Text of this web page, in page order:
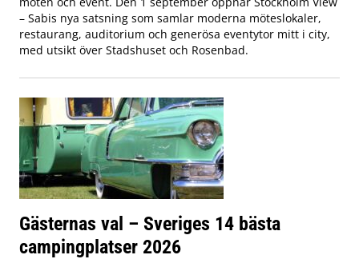
– Sabis nya satsning som samlar moderna möteslokaler,
restaurang, auditorium och generösa eventytor mitt i city,
med utsikt över Stadshuset och Rosenbad.
Gästernas val – Sveriges 14 bästa
campingplatser 2026